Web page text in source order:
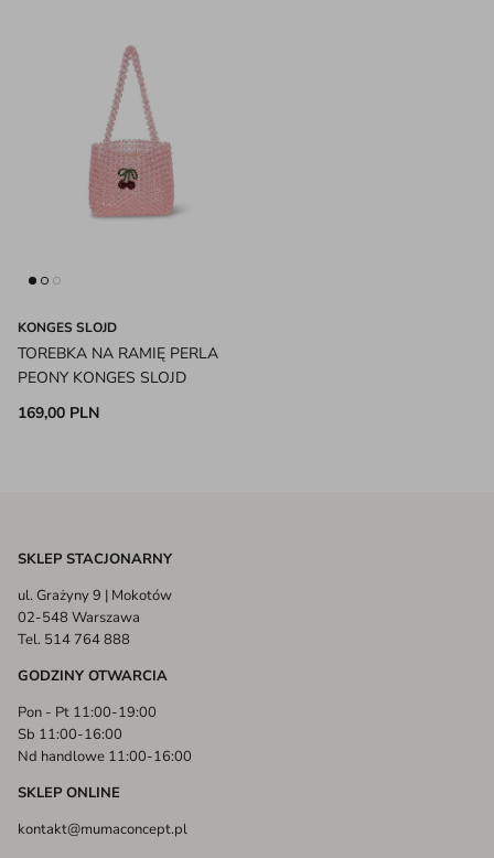
KONGES SLOJD
TOREBKA NA RAMIĘ PERLA
PEONY KONGES SLOJD
169,00 PLN
SKLEP STACJONARNY
ul. Grażyny 9 | Mokotów
02-548 Warszawa
Tel. 514 764 888
GODZINY OTWARCIA
Pon - Pt 11:00-19:00
Sb 11:00-16:00
Nd handlowe 11:00-16:00
SKLEP ONLINE
kontakt@mumaconcept.pl